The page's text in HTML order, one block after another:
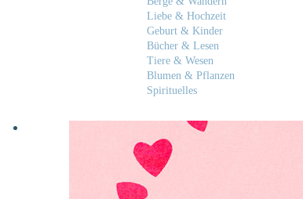
Liebe & Hochzeit
Geburt & Kinder
Bücher & Lesen
Tiere & Wesen
Blumen & Pflanzen
Spirituelles